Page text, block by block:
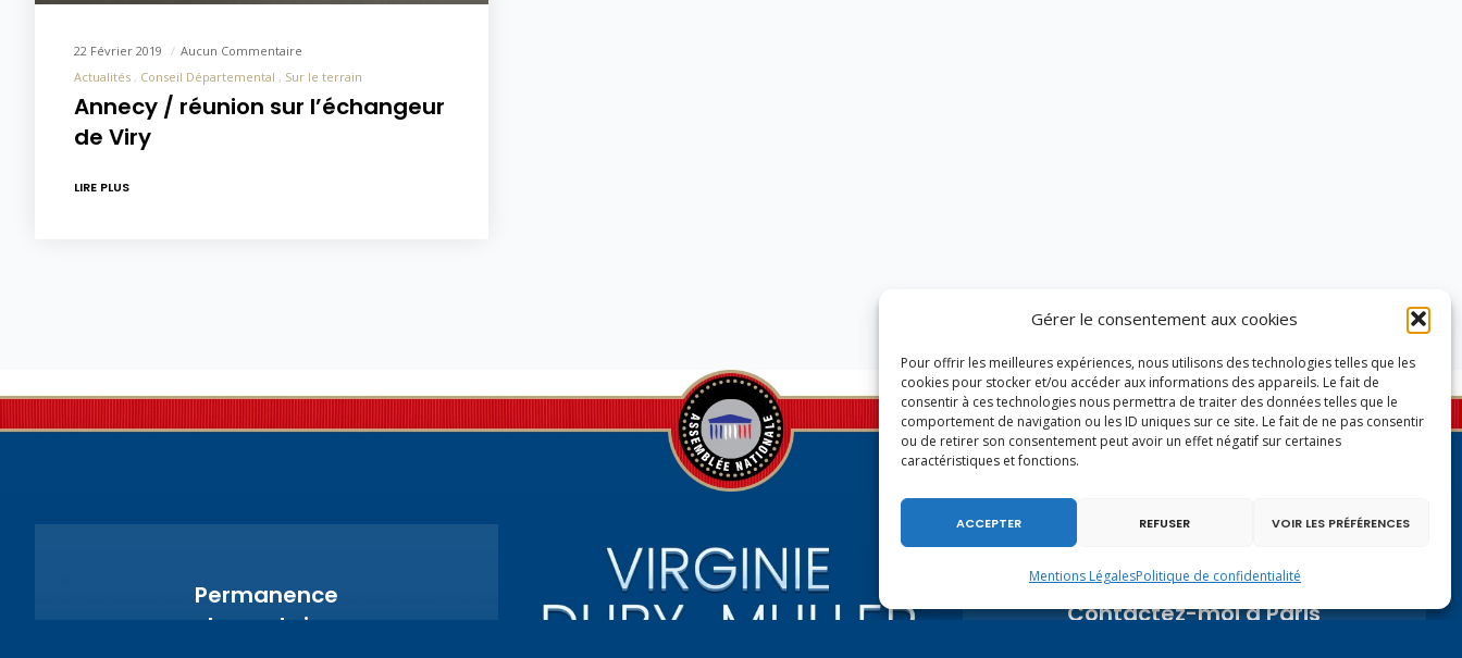
Gérer le consentement aux cookies
Pour offrir les meilleures expériences, nous utilisons des technologies telles que les
cookies pour stocker et/ou accéder aux informations des appareils. Le fait de
consentir à ces technologies nous permettra de traiter des données telles que le
comportement de navigation ou les ID uniques sur ce site. Le fait de ne pas consentir
ou de retirer son consentement peut avoir un effet négatif sur certaines
caractéristiques et fonctions.
ACCEPTER REFUSER VOIR LES PRÉFÉRENCES
Mentions LégalesPolitique de confidentialité
22 Février 2019
Aucun Commentaire
Actualités
Conseil Départemental Sur le terrain
Annecy / réunion sur l’échangeur
de Viry
LIRE PLUS
Permanence
parlementaire en
Contactez-moi à Paris